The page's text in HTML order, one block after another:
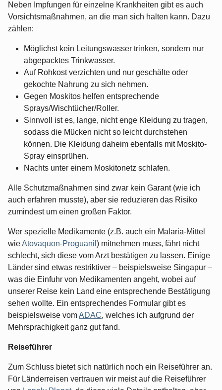
Neben Impfungen für einzelne Krankheiten gibt es auch
Vorsichtsmaßnahmen, an die man sich halten kann. Dazu
zählen:
Möglichst kein Leitungswasser trinken, sondern nur
abgepacktes Trinkwasser.
Auf Rohkost verzichten und nur geschälte oder
gekochte Nahrung zu sich nehmen.
Gegen Moskitos helfen entsprechende
Sprays/Wischtücher/Roller.
Sinnvoll ist es, lange, nicht enge Kleidung zu tragen,
sodass die Mücken nicht so leicht durchstehen
können. Die Kleidung daheim ebenfalls mit Moskito-
Spray einsprühen.
Nachts unter einem Moskitonetz schlafen.
Alle Schutzmaßnahmen sind zwar kein Garant (wie ich
auch erfahren musste), aber sie reduzieren das Risiko
zumindest um einen großen Faktor.
Wer spezielle Medikamente (z.B. auch ein Malaria-Mittel
wieAtovaquon-Proguanil ) mitnehmen muss, fährt nicht
schlecht, sich diese vom Arzt bestätigen zu lassen. Einige
Länder sind etwas restriktiver – beispielsweise Singapur –
was die Einfuhr von Medikamenten angeht, wobei auf
unserer Reise kein Land eine entsprechende Bestätigung
sehen wollte. Ein entsprechendes Formular gibt es
beispielsweise vomADAC, welches ich aufgrund der
Mehrsprachigkeit ganz gut fand.
Reiseführer
Zum Schluss bietet sich natürlich noch ein Reiseführer an.
Für Länderreisen vertrauen wir meist auf die Reiseführer